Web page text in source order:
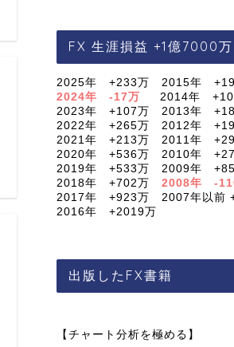
FX 生涯損益 +1億7000万
2025年 +233万 2015年
2024年 -17万
2014年
2023年 +107万 2013年
2022年 +265万 2012年
2021年 +213万 2011年
2020年 +536万 2010年
2019年 +533万 2009年
2018年 +702万 2008年 -
2017年 +923万 2007年以前
2016年 +2019万
出版したFX書籍
【チャート分析を極める】